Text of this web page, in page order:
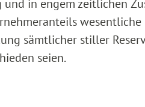
und in engem zeitlichen
sämtlicher stiller
seien.